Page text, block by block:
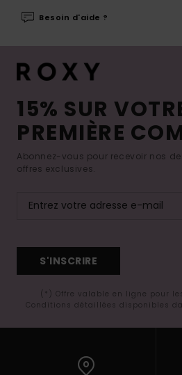
Besoin d'aide ?
15% SUR
PREMIÈRE
Abonnez-vous pour recevoir nos
offres exclusives.
S'INSCRIRE
(*) Offre valable en ligne pour
Conditions détaillées disponibles